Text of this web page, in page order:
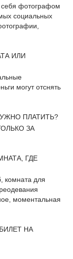
себя фотографом
социальных
ИЛИ
могут отснять
ПЛАТИТЬ?
ЗА
ГДЕ
комната для
моментальная
НА